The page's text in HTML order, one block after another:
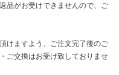
品がお受けできませんので、ご
けますよう、ご注文完了後のご
ご交換はお受け致しておりませ